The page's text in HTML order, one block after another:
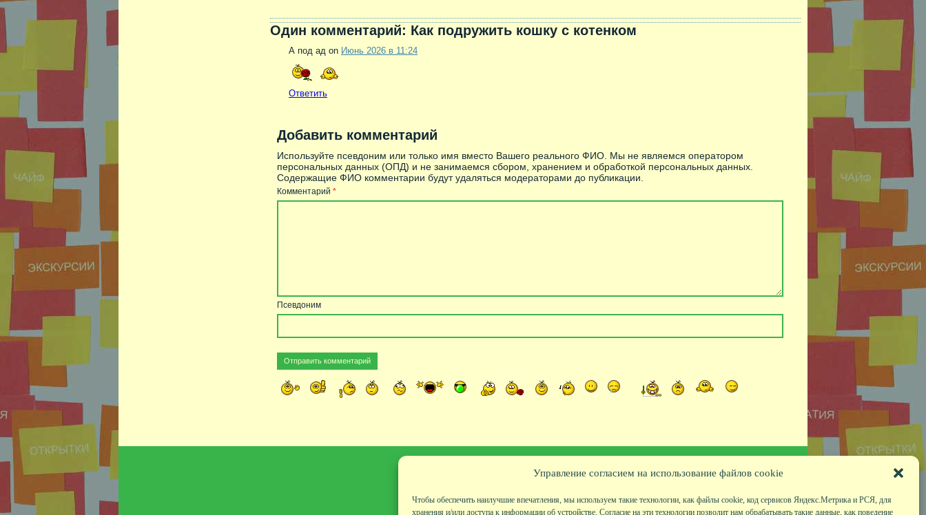
Управление согласием на использование файлов cookie
Чтобы обеспечить наилучшие впечатления, мы используем такие технологии, как файлы cookie, код сервисов Яндекс.Метрика и РСЯ, для
хранения и/или доступа к информации об устройстве. Согласие на эти технологии позволит нам обрабатывать такие данные, как поведение
Один комментарий: Как подружить кошку с котенком
А под ад on Июнь 2026 в 11:24
Ответить
Добавить комментарий
Используйте псевдоним или только имя вместо Вашего реального ФИО. Мы не являемся оператором
персональных данных (ОПД) и не занимаемся сбором, хранением и обработкой персональных данных.
Содержащие ФИО комментарии будут удаляться модераторами до публикации.
Комментарий *
Псевдоним